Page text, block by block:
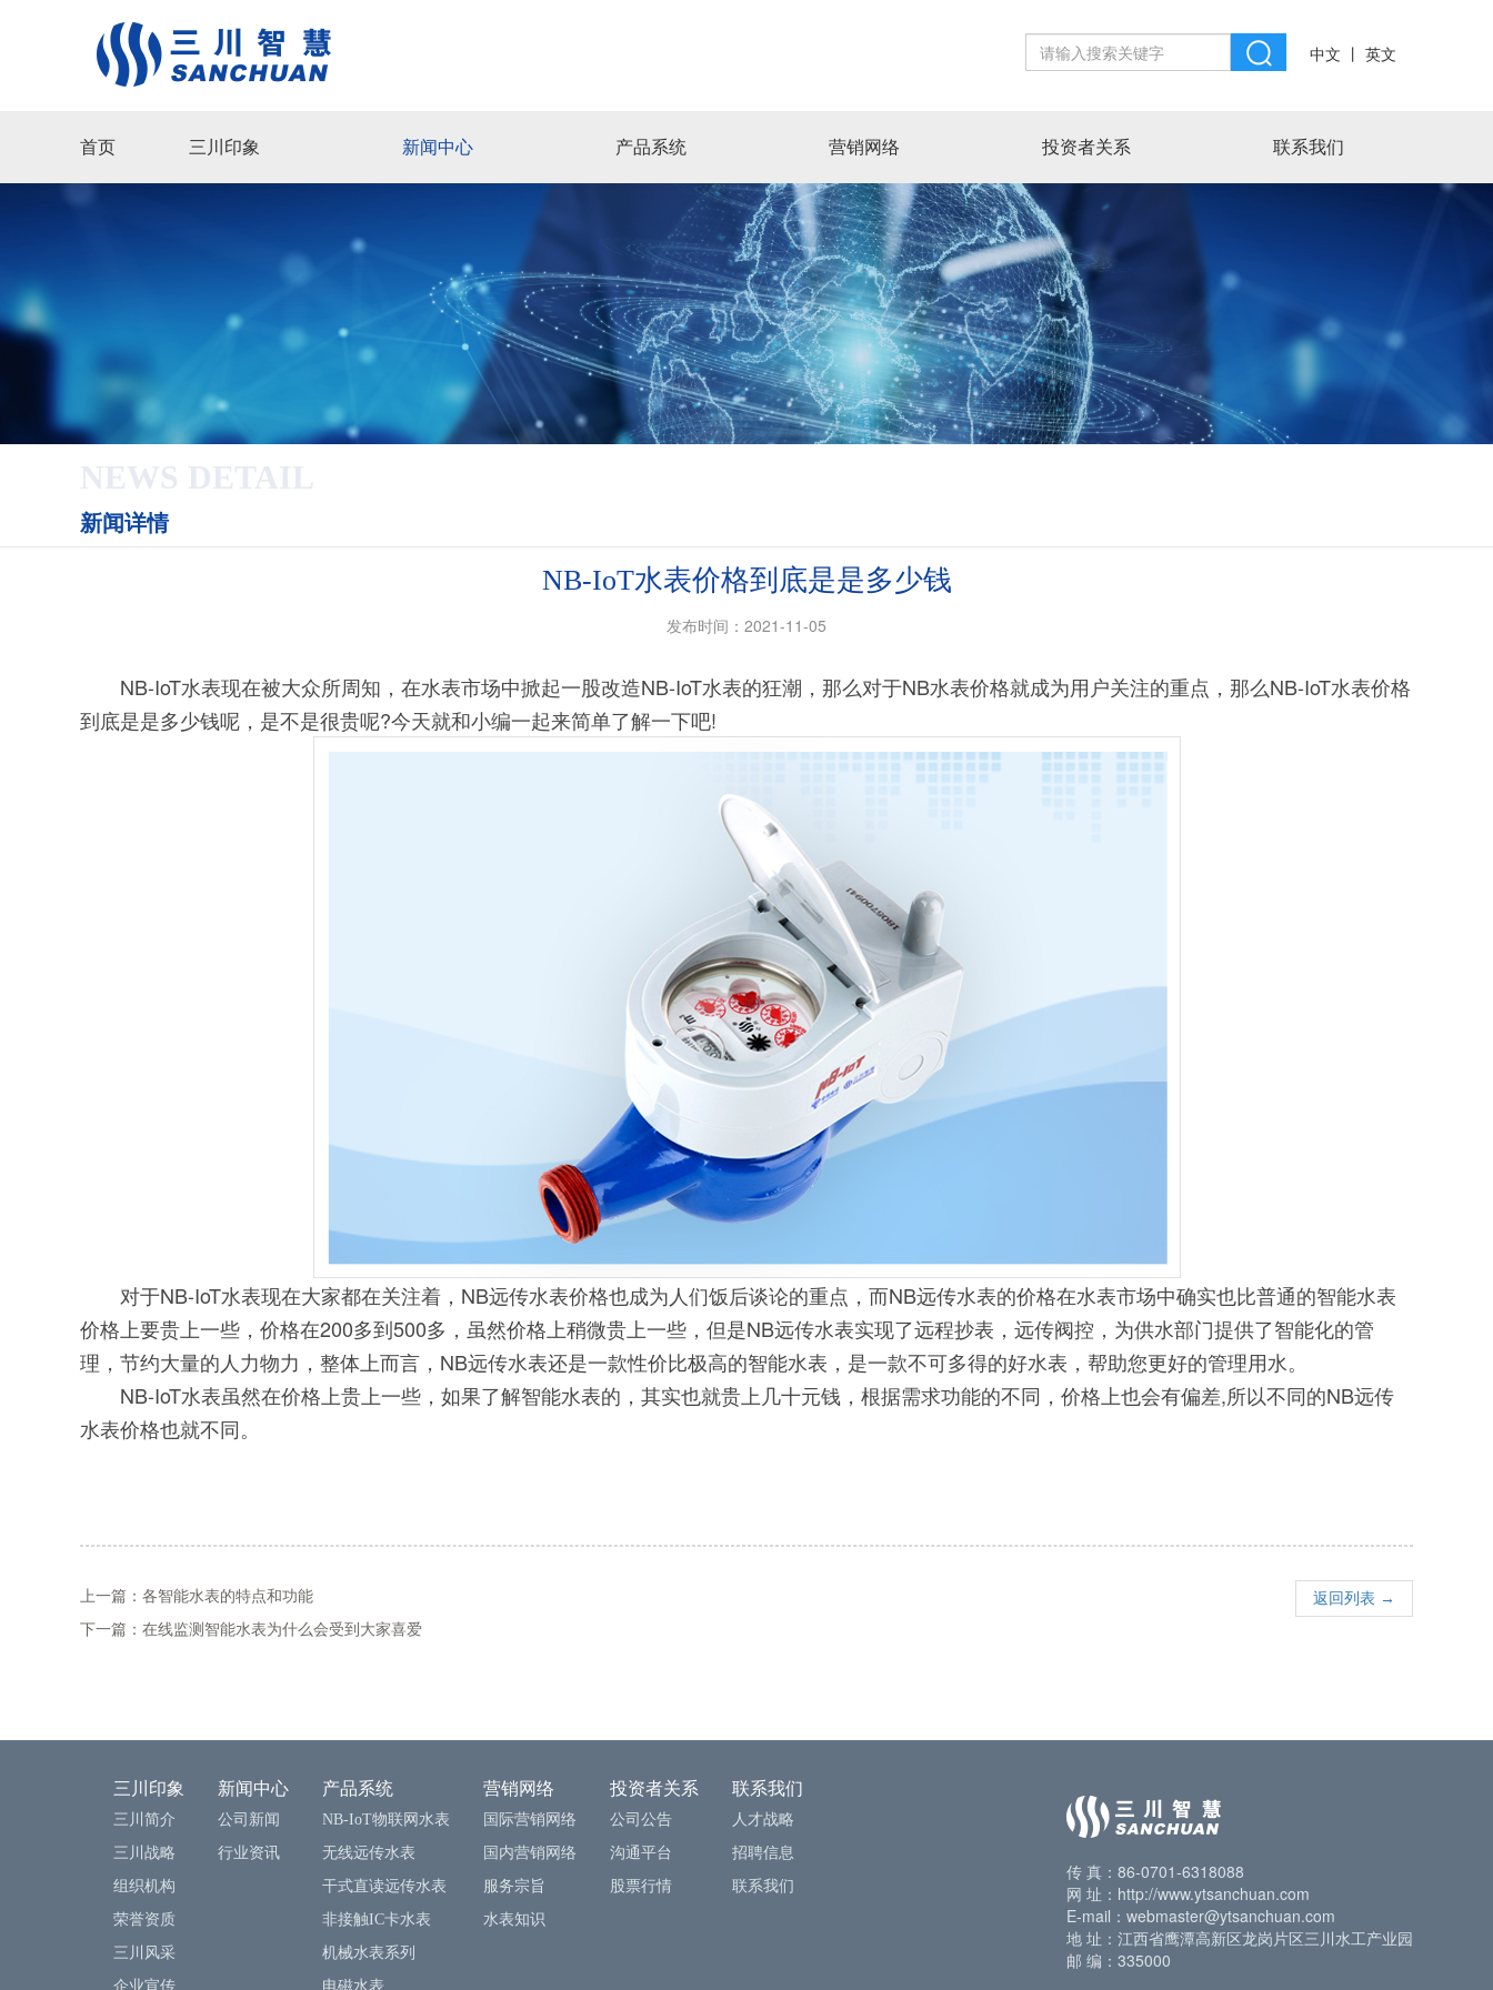
中文 丨 英文
首页 三川印象 新闻中心 产品系统 营销网络 投资者关系 联系我们
NEWS DETAIL
新闻详情
NB-IoT水表价格到底是是多少钱
发布时间：2021-11-05
NB-IoT水表现在被大众所周知，在水表市场中掀起一股改造NB-IoT水表的狂潮，那么对于NB水表价格就成为用户关注的重点，那么NB-IoT水表价格
到底是是多少钱呢，是不是很贵呢?今天就和小编一起来简单了解一下吧!
对于NB-IoT水表现在大家都在关注着，NB远传水表价格也成为人们饭后谈论的重点，而NB远传水表的价格在水表市场中确实也比普通的智能水表
价格上要贵上一些，价格在200多到500多，虽然价格上稍微贵上一些，但是NB远传水表实现了远程抄表，远传阀控，为供水部门提供了智能化的管
理，节约大量的人力物力，整体上而言，NB远传水表还是一款性价比极高的智能水表，是一款不可多得的好水表，帮助您更好的管理用水。
NB-IoT水表虽然在价格上贵上一些，如果了解智能水表的，其实也就贵上几十元钱，根据需求功能的不同，价格上也会有偏差,所以不同的NB远传
水表价格也就不同。
上一篇：各智能水表的特点和功能
下一篇：在线监测智能水表为什么会受到大家喜爱
返回列表 →
三川印象
三川简介
三川战略
组织机构
荣誉资质
三川风采
企业宣传
新闻中心
公司新闻
行业资讯
产品系统
NB-IoT物联网水表
无线远传水表
干式直读远传水表
非接触IC卡水表
机械水表系列
电磁水表
营销网络
国际营销网络
国内营销网络
服务宗旨
水表知识
投资者关系
公司公告
沟通平台
股票行情
联系我们
人才战略
招聘信息
联系我们
传 真：86-0701-6318088
网 址：http://www.ytsanchuan.com
E-mail：webmaster@ytsanchuan.com
地 址：江西省鹰潭高新区龙岗片区三川水工产业园
邮 编：335000